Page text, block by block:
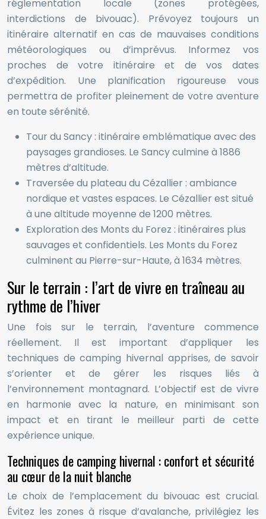
réglementation locale (zones protégées,
interdictions de bivouac). Prévoyez toujours un
itinéraire alternatif en cas de mauvaises conditions
météorologiques ou d’imprévus. Informez vos
proches de votre itinéraire et de vos dates
d’expédition. Une planification rigoureuse vous
permettra de profiter pleinement de votre aventure
en toute sérénité.
Tour du Sancy : itinéraire emblématique avec des
paysages grandioses. Le Sancy culmine à 1886
mètres d’altitude.
Traversée du plateau du Cézallier : ambiance
nordique et vastes espaces. Le Cézallier est situé
à une altitude moyenne de 1200 mètres.
Exploration des Monts du Forez : itinéraires plus
sauvages et confidentiels. Les Monts du Forez
culminent au Pierre-sur-Haute, à 1634 mètres.
Sur le terrain : l’art de vivre en traîneau au
rythme de l’hiver
Une fois sur le terrain, l’aventure commence
réellement. Il est important d’appliquer les
techniques de camping hivernal apprises, de savoir
s’orienter et de gérer les risques liés à
l’environnement montagnard. L’objectif est de vivre
en harmonie avec la nature, en minimisant son
impact et en tirant le meilleur parti de cette
expérience unique.
Techniques de camping hivernal : confort et sécurité
au cœur de la nuit blanche
Le choix de l’emplacement du bivouac est crucial.
Évitez les zones à risque d’avalanche, privilégiez les